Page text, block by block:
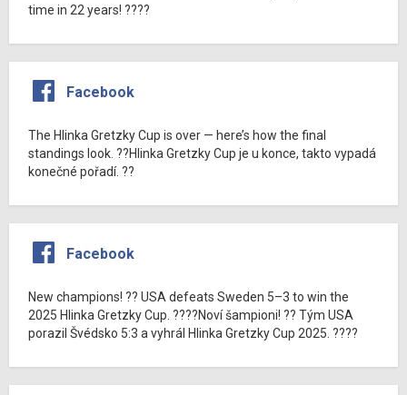
time in 22 years! ????
Facebook
The Hlinka Gretzky Cup is over — here’s how the final
standings look. ??Hlinka Gretzky Cup je u konce, takto vypadá
konečné pořadí. ??
Facebook
New champions! ?? USA defeats Sweden 5–3 to win the
2025 Hlinka Gretzky Cup. ????Noví šampioni! ?? Tým USA
porazil Švédsko 5:3 a vyhrál Hlinka Gretzky Cup 2025. ????